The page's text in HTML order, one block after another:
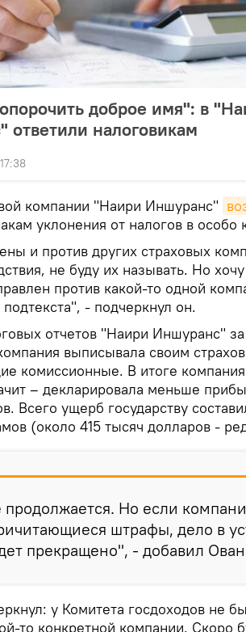
доброе имя": в
ответили налоговикам
компании "Наири Иншуранс"
уклонения от налогов в особо
и против других страховых
не буду их называть. Но
против какой-то одной
- подчеркнул он.
отчетов "Наири Иншуранс"
выписывала своим
комиссионные. В итоге
– декларировала меньше
Всего ущерб государству
(около 415 тысяч долларов -
продолжается. Но если
штрафы, дело в
прекращено", - добавил
у Комитета госдоходов не
то конкретной компании. Скоро